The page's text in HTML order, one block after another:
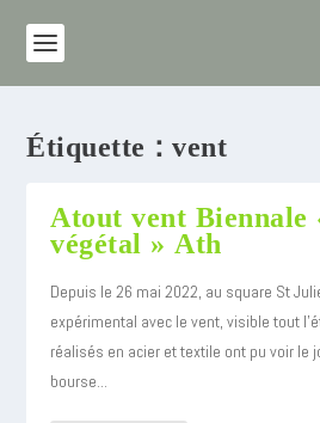
Étiquette :vent
Atout vent
végétal » Ath
Depuis le 26 mai 2022, au square St
expérimental avec le vent, visible tout
réalisés en acier et textile ont pu voir le
bourse...